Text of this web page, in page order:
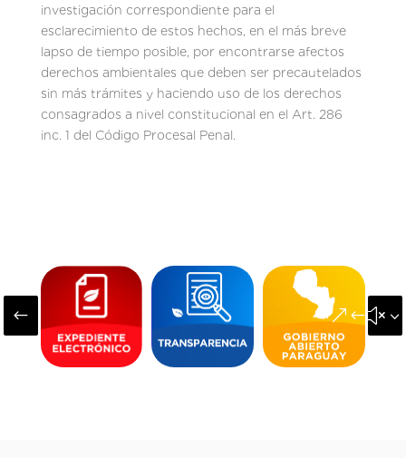
investigación correspondiente para el
esclarecimiento de estos hechos, en el más breve
lapso de tiempo posible, por encontrarse afectos
derechos ambientales que deben ser precautelados
sin más trámites y haciendo uso de los derechos
consagrados a nivel constitucional en el Art. 286
inc. 1 del Código Procesal Penal.
#